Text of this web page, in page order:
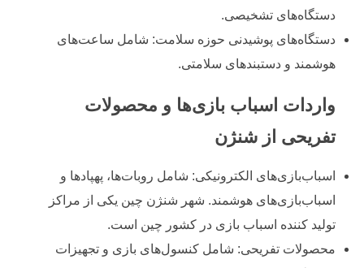
دستگاه‌های تشخیصی.
دستگاه‌های پوشیدنی حوزه سلامت: شامل ساعت‌های
هوشمند و دستبندهای سلامتی.
واردات اسباب بازی‌ها و محصولات
تفریحی از شنژن
اسباب‌بازی‌های الکترونیکی: شامل روبات‌ها، پهپادها و
اسباب‌بازی‌های هوشمند. شهر شنژن چین یکی از مراکز
تولید کننده اسباب بازی در کشور چین است.
محصولات تفریحی: شامل کنسول‌های بازی و تجهیزات